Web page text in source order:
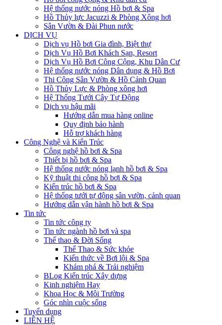
Hệ thống nước nóng Hồ bơi & Spa
Hồ Thủy lực Jacuzzi & Phòng Xông hơi
Sân Vườn & Đài Phun nước
DỊCH VỤ
Dịch vụ Hồ bơi Gia đình, Biệt thự
Dịch Vụ Hồ Bơi Khách Sạn, Resort
Dịch Vụ Hồ Bơi Công Cộng, Khu Dân Cư
Hệ thống nước nóng Dân dụng & Hồ Bơi
Thi Công Sân Vườn & Hồ Cảnh Quan
Hồ Thủy Lực & Phòng xông hơi
Hệ Thống Tưới Cây Tự Động
Dịch vụ hậu mãi
Hướng dẫn mua hàng online
Quy định bảo hành
Hỗ trợ khách hàng
Công Nghệ và Kiến Trúc
Công nghệ hồ bơi & Spa
Thiết bị hồ bơi & Spa
Hệ thống nước nóng lạnh hồ bơi & Spa
Kỹ thuật thi công hồ bơi & Spa
Kiến trúc hồ bơi & Spa
Hệ thống tưới tự động sân vườn, cảnh quan
Hướng dẫn vận hành hồ bơi & Spa
Tin tức
Tin tức công ty
Tin tức ngành hồ bơi và spa
Thể thao & Đời Sống
Thể Thao & Sức khỏe
Kiến thức về Bơi lội & Spa
Khám phá & Trải nghiệm
BLog Kiến trúc Xây dựng
Kinh nghiệm Hay
Khoa Học & Môi Trường
Góc nhìn cuộc sống
Tuyển dụng
LIÊN HỆ